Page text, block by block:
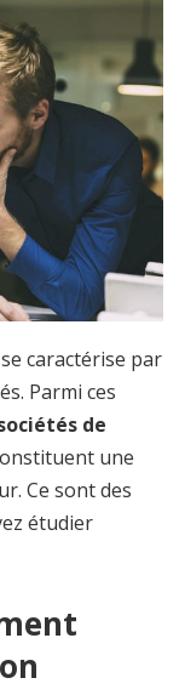
caractérise par
Parmi ces
de
une
Ce sont des
étudier